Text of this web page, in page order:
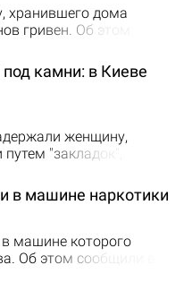
хранившего дома
гривен. Об этом
изготовлением и
задержали в
Соломенского района
осмотра и обыска по
лабораторное…
камни: в Киеве
женщину,
"закладок",
задержали
полиции
по борьбе с
Черниговской
в машине наркотики
в машине которого
Об этом сообщили в